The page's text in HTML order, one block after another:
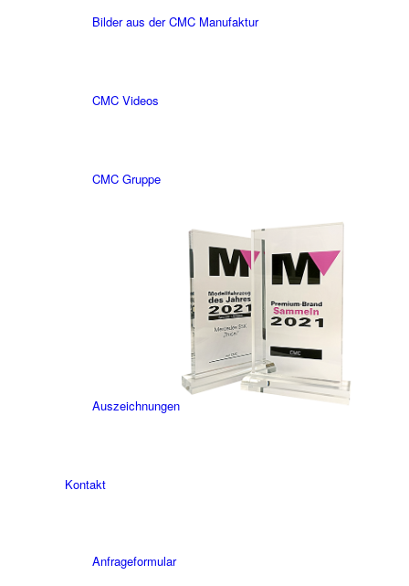
Bilder aus der CMC Manufaktur
CMC Videos
CMC Gruppe
Auszeichnungen
Kontakt
Anfrageformular